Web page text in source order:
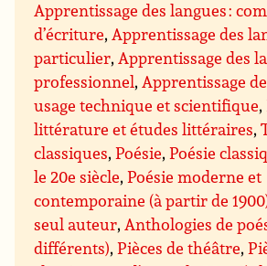
Apprentissage des langues :
d’écriture,Apprentissage des
particulier,Apprentissage des
professionnel,Apprentissage
usage technique et scientifique,
littérature et études littéraires,
classiques,Poésie,Poésie
le 20e siècle,Poésie moderne et
contemporaine (à partir de
seul auteur,Anthologies de
différents),Pièces de théâtre,